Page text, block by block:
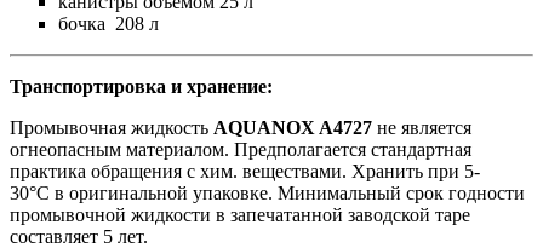
бочка 208 л
Транспортировка и хранение:
Промывочная жидкость AQUANOX A4727 не является
огнеопасным материалом. Предполагается стандартная
практика обращения с хим. веществами. Хранить при 5-
30°C в оригинальной упаковке. Минимальный срок годности
промывочной жидкости в запечатанной заводской таре
составляет 5 лет.